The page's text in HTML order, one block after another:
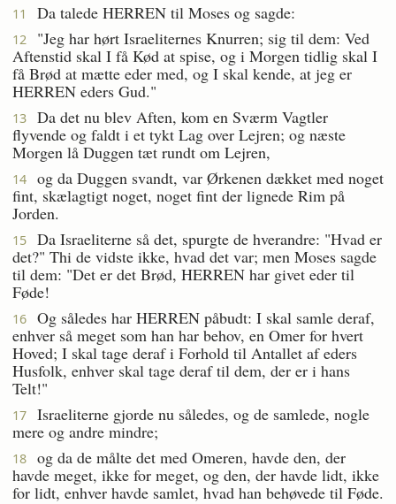
11 Da talede HERREN til Moses og sagde:
12
"Jeg har hørt Israeliternes Knurren; sig til dem: Ved
Aftenstid skal I få Kød at spise, og i Morgen tidlig skal I
få Brød at mætte eder med, og I skal kende, at jeg er
HERREN eders Gud."
13
Da det nu blev Aften, kom en Sværm Vagtler
flyvende og faldt i et tykt Lag over Lejren; og næste
Morgen lå Duggen tæt rundt om Lejren,
14
og da Duggen svandt, var Ørkenen dækket med noget
fint, skælagtigt noget, noget fint der lignede Rim på
Jorden.
15
Da Israeliterne så det, spurgte de hverandre: "Hvad er
det?" Thi de vidste ikke, hvad det var; men Moses sagde
til dem: "Det er det Brød, HERREN har givet eder til
Føde!
16
Og således har HERREN påbudt: I skal samle deraf,
enhver så meget som han har behov, en Omer for hvert
Hoved; I skal tage deraf i Forhold til Antallet af eders
Husfolk, enhver skal tage deraf til dem, der er i hans
Telt!"
17
Israeliterne gjorde nu således, og de samlede, nogle
mere og andre mindre;
18
og da de målte det med Omeren, havde den, der
havde meget, ikke for meget, og den, der havde lidt, ikke
for lidt, enhver havde samlet, hvad han behøvede til Føde.